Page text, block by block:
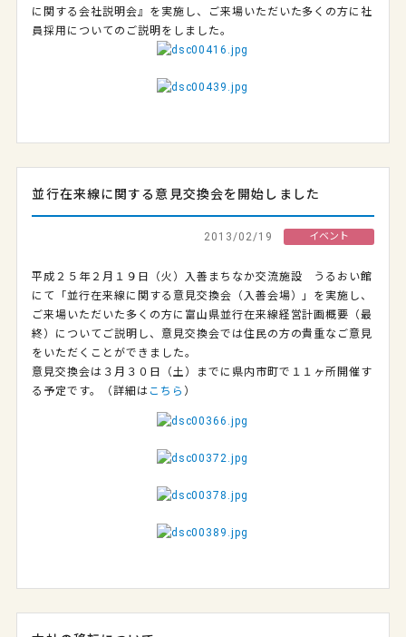
に関する会社説明会』を実施し、ご来場いただいた多くの方に社
員採用についてのご説明をしました。
並行在来線に関する意見交換会を開始しました
2013/02/19 イベント
平成２５年２月１９日（火）入善まちなか交流施設 うるおい館
にて「並行在来線に関する意見交換会（入善会場）」を実施し、
ご来場いただいた多くの方に富山県並行在来線経営計画概要（最
終）についてご説明し、意見交換会では住民の方の貴重なご意見
をいただくことができました。
意見交換会は３月３０日（土）までに県内市町で１１ヶ所開催す
る予定です。（詳細は こちら ）